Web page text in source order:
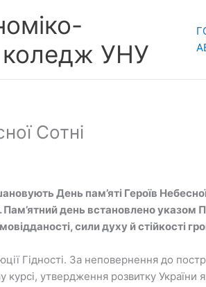
коледж УНУ
Сотні
День пам’яті Героїв
Пам’ятний день встановлено
сили духу й стійкості
Гідності. За неповернення до
курсі, утвердження розвитку